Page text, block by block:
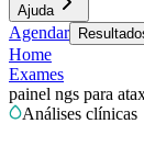
Ajuda
Agendar
Home
Exames
painel ngs para
Análises clínicas